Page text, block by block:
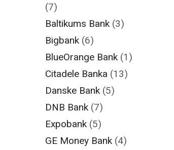
(7)
Baltikums Bank (3)
Bigbank (6)
BlueOrange Bank (1)
Citadele Banka (13)
Danske Bank (5)
DNB Bank (7)
Expobank (5)
GE Money Bank (4)